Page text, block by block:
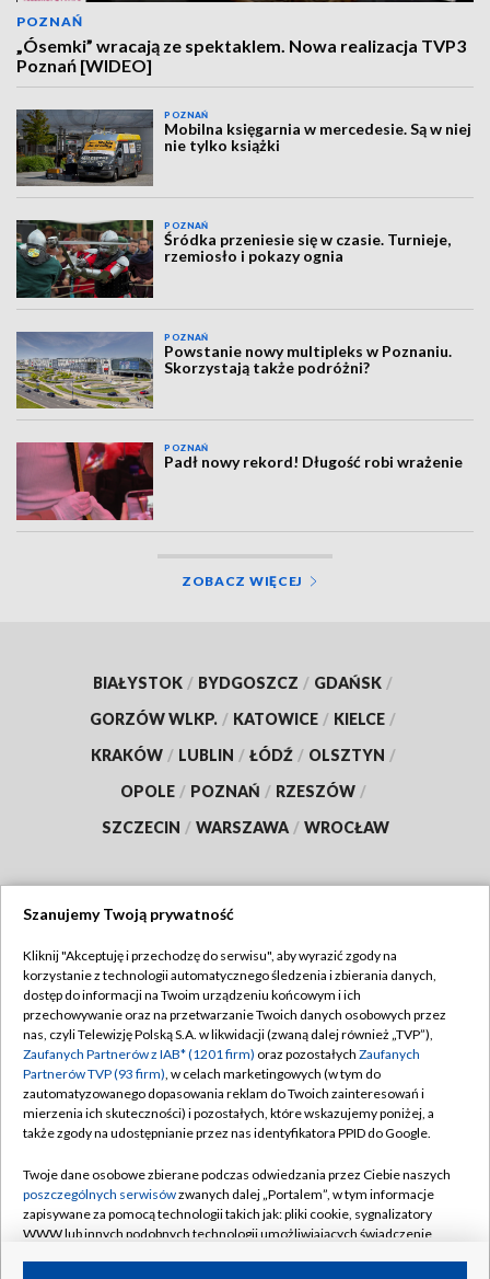
POZNAŃ
„Ósemki” wracają ze spektaklem. Nowa realizacja TVP3
Poznań [WIDEO]
POZNAŃ
Mobilna księgarnia w mercedesie. Są w niej
nie tylko książki
POZNAŃ
Śródka przeniesie się w czasie. Turnieje,
rzemiosło i pokazy ognia
POZNAŃ
Powstanie nowy multipleks w Poznaniu.
Skorzystają także podróżni?
POZNAŃ
Padł nowy rekord! Długość robi wrażenie
ZOBACZ WIĘCEJ
BIAŁYSTOK / BYDGOSZCZ / GDAŃSK /
GORZÓW WLKP. / KATOWICE / KIELCE /
KRAKÓW / LUBLIN / ŁÓDŹ / OLSZTYN /
OPOLE / POZNAŃ / RZESZÓW /
SZCZECIN / WARSZAWA / WROCŁAW
TVP
Abonament TVP
Emisja w TVP
Centrum informacji TVP
Naziemna Telewizja Cyfrowa
Rada Programowa
System NOS
Informacje o nadawcy
Regulamin TVP
Polityka prywatności
Moje zgody
Pomoc
Kontakt
Kanały
Szanujemy Twoją prywatność
Kliknij "Akceptuję i przechodzę do serwisu", aby wyrazić zgody na
korzystanie z technologii automatycznego śledzenia i zbierania danych,
dostęp do informacji na Twoim urządzeniu końcowym i ich
przechowywanie oraz na przetwarzanie Twoich danych osobowych przez
nas, czyli Telewizję Polską S.A. w likwidacji (zwaną dalej również „TVP”),
Zaufanych Partnerów z IAB* (1201 firm) oraz pozostałych Zaufanych
Partnerów TVP (93 firm), w celach marketingowych (w tym do
zautomatyzowanego dopasowania reklam do Twoich zainteresowań i
mierzenia ich skuteczności) i pozostałych, które wskazujemy poniżej, a
także zgody na udostępnianie przez nas identyfikatora PPID do Google.
Twoje dane osobowe zbierane podczas odwiedzania przez Ciebie naszych
poszczególnych serwisówzwanych dalej „Portalem”, w tym informacje
zapisywane za pomocą technologii takich jak: pliki cookie, sygnalizatory
WWW lub innych podobnych technologii umożliwiających świadczenie